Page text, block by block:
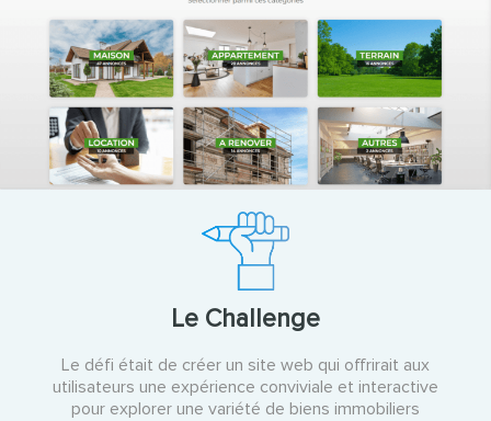
Le Challenge
Le défi était de créer un site web qui offrirait aux
utilisateurs une expérience conviviale et interactive
pour explorer une variété de biens immobiliers